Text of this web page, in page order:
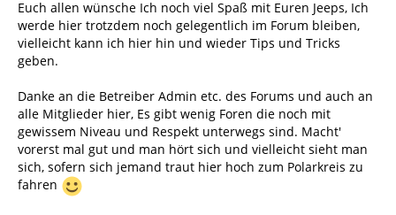
Euch allen wünsche Ich noch viel Spaß mit Euren Jeeps, Ich
werde hier trotzdem noch gelegentlich im Forum bleiben,
vielleicht kann ich hier hin und wieder Tips und Tricks
geben.
Danke an die Betreiber Admin etc. des Forums und auch an
alle Mitglieder hier, Es gibt wenig Foren die noch mit
gewissem Niveau und Respekt unterwegs sind. Macht'
vorerst mal gut und man hört sich und vielleicht sieht man
sich, sofern sich jemand traut hier hoch zum Polarkreis zu
fahren